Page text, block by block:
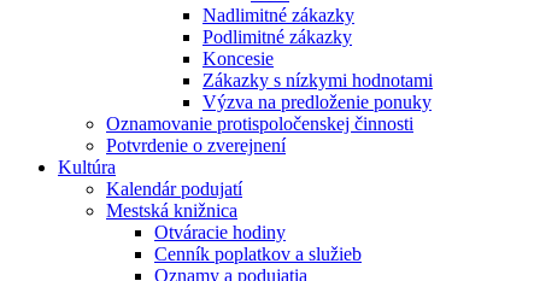
Nadlimitné zákazky
Podlimitné zákazky
Koncesie
Zákazky s nízkymi hodnotami
Výzva na predloženie ponuky
Oznamovanie protispoločenskej činnosti
Potvrdenie o zverejnení
Kultúra
Kalendár podujatí
Mestská knižnica
Otváracie hodiny
Cenník poplatkov a služieb
Oznamy a podujatia